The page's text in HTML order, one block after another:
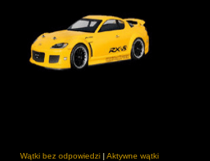
Wątki bez odpowiedzi | Aktywne wątki